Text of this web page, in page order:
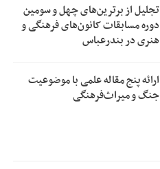
تجلیل از بر‌ترین‌های چهل و سومین
دوره مسابقات کانون‌های فرهنگی و
هنری در بندرعباس
ارائه پنج مقاله علمی با موضوعیت
جنگ و میراث‌فرهنگی